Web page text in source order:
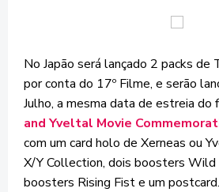
No Japão será lançado 2 packs de
por conta do 17º Filme, e serão
Julho, a mesma data de estreia do
and Yveltal Movie
com um card holo de Xerneas ou
X/Y Collection, dois boosters Wild
boosters Rising Fist e um